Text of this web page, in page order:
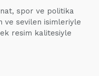
spor ve politika
ve sevilen isimleriyle
resim kalitesiyle